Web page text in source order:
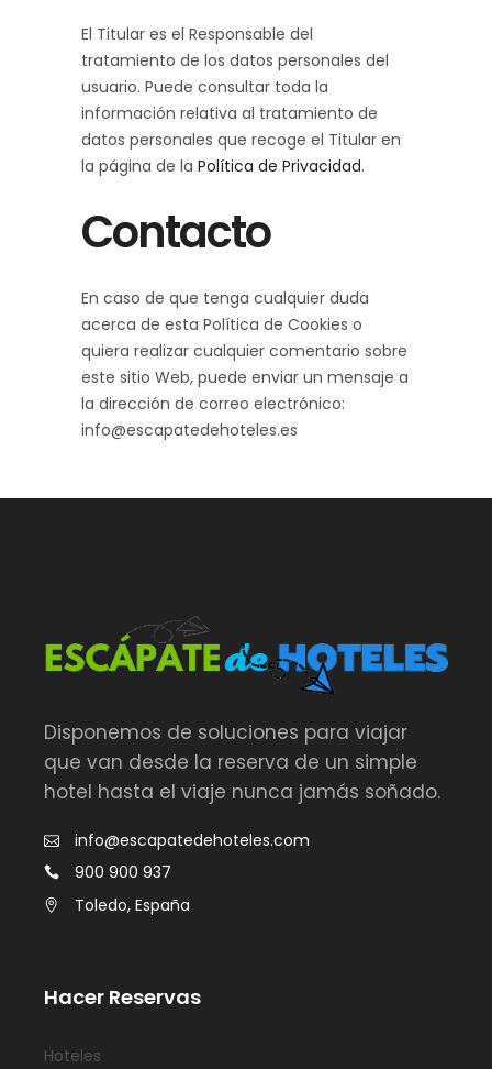
El Titular es el Responsable del
tratamiento de los datos personales del
usuario. Puede consultar toda la
información relativa al tratamiento de
datos personales que recoge el Titular en
la página de la Política de Privacidad.
Contacto
En caso de que tenga cualquier duda
acerca de esta Política de Cookies o
quiera realizar cualquier comentario sobre
este sitio Web, puede enviar un mensaje a
la dirección de correo electrónico:
info@escapatedehoteles.es
Disponemos de soluciones para viajar
que van desde la reserva de un simple
hotel hasta el viaje nunca jamás soñado.
info@escapatedehoteles.com
900 900 937
Toledo, España
Hacer Reservas
Hoteles